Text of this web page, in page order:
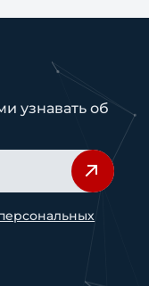
узнавать об